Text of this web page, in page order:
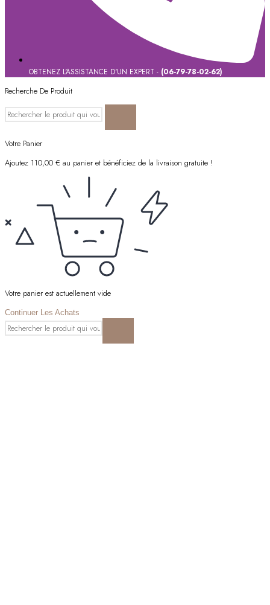
OBTENEZ L'ASSISTANCE D'UN EXPERT - (06-79-78-02-62)
Recherche De Produit
Votre Panier
Ajoutez 110,00 € au panier et bénéficiez de la livraison gratuite !
Votre panier est actuellement vide
Continuer Les Achats